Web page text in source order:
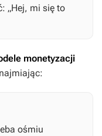
„Hej, mi się to
monetyzacji
ośmiu